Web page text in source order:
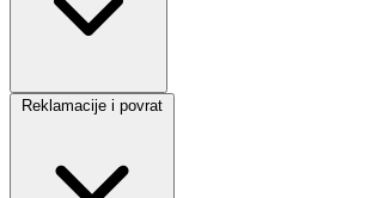
Reklamacije i povrat